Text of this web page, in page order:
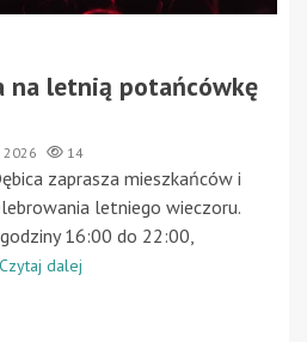
na letnią potańcówkę
2026 14
zaprasza mieszkańców i
letniego wieczoru.
16:00 do 22:00,
Czytaj dalej